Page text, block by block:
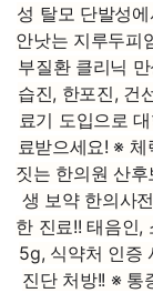
성 탈모 단발성
안낫는 지루두피
부질환 클리닉
습진, 한포진, 건
료기 도입으로
료받으세요! ※
짓는 한의원 산
생 보약 한의사
한 진료!! 태음인,
5g, 식약처 인증
진단 처방!! ※ 통